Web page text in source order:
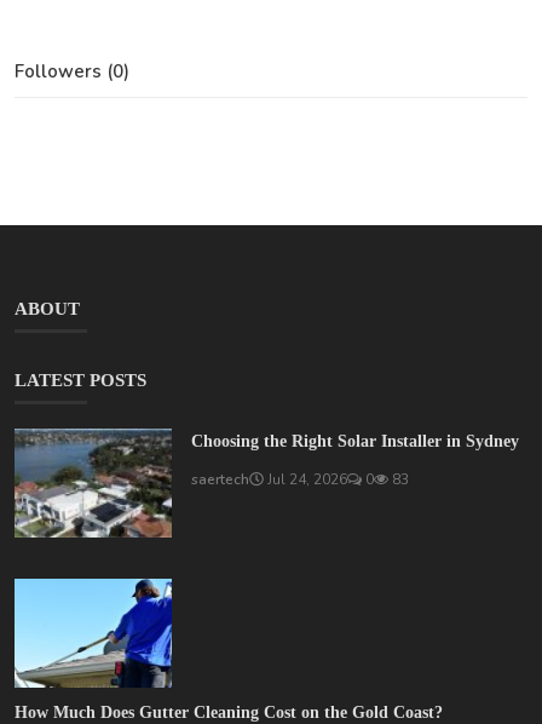
Followers (0)
ABOUT
LATEST POSTS
Choosing the Right Solar Installer in Sydney
saertech Jul 24, 2026 0 83
How Much Does Gutter Cleaning Cost on the Gold Coast?